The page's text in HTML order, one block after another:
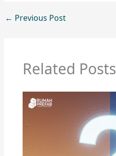
← Previous Post
Related Posts